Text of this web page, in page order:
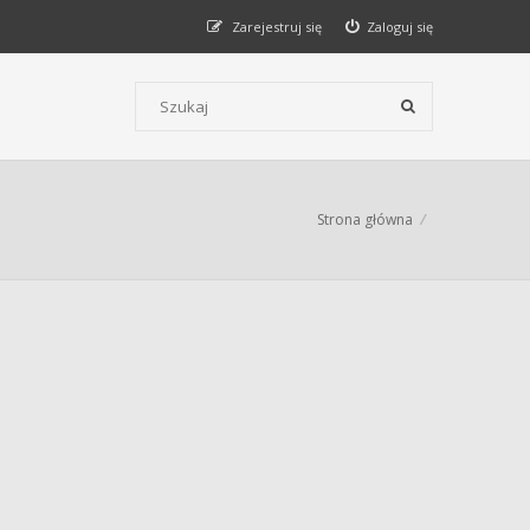
Zaloguj się
Zarejestruj się
Strona główna